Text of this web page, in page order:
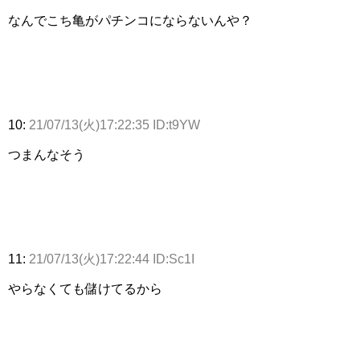
なんでこち亀がパチンコにならないんや？
10: 21/07/13(火)17:22:35 ID:t9YW
つまんなそう
11: 21/07/13(火)17:22:44 ID:Sc1I
やらなくても儲けてるから